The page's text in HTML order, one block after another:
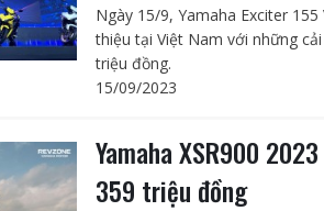
Ngày 15/9, Yamaha Exciter
thiệu tại Việt Nam với những
triệu đồng.
15/09/2023
Yamaha XSR900
359 triệu đồng